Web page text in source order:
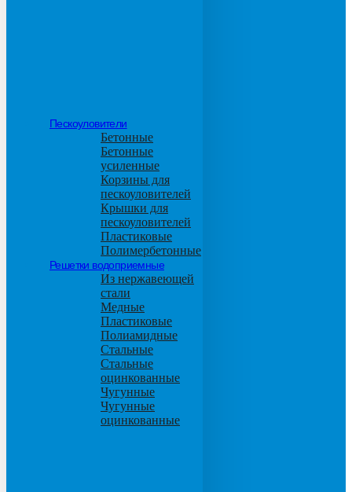
Пескоуловители
Бетонные
Бетонные
усиленные
Корзины для
пескоуловителей
Крышки для
пескоуловителей
Пластиковые
Полимербетонные
Решетки водоприемные
Из нержавеющей
стали
Медные
Пластиковые
Полиамидные
Стальные
Стальные
оцинкованные
Чугунные
Чугунные
оцинкованные